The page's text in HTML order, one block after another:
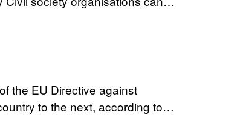
the EU Directive against
to the next, according to…